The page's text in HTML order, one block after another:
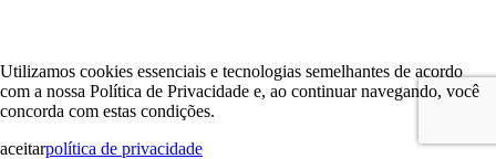
Utilizamos cookies essenciais e tecnologias semelhantes de acordo
com a nossa Política de Privacidade e, ao continuar navegando, você
concorda com estas condições.
aceitarpolítica de privacidade